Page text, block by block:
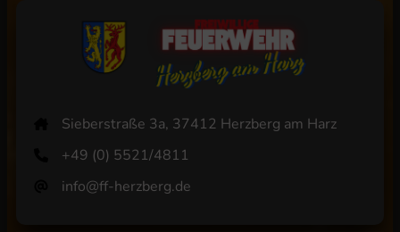
Sieberstraße 3a, 37412 Herzberg am Harz
+49 (0) 5521/4811
info@ff-herzberg.de